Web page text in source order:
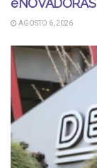
eNOVADORAS
AGOSTO 6, 2026